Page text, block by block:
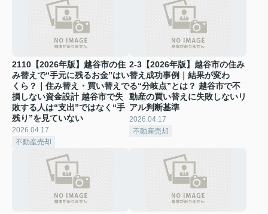
2110【2026年版】越谷市の住
み替えで“手元に残るお金”はい
くら？｜住み替え・買い替えで
損しない資金設計 越谷市で失
敗する人は“支出”ではなく“手
残り”を見ていない
2026.04.17
不動産売却
2-3【2026年版】越谷市の住み
替え成功事例｜結果が変わ
る“分岐点”とは？ 越谷市で不
動産の買い替えに失敗しないリ
アル判断基準
2026.04.17
不動産売却